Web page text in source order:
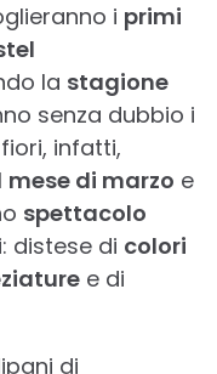
i primi
la stagione
senza dubbio i
infatti,
mese di marzo e
spettacolo
distese di colori
e di
di